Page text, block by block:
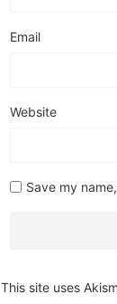
Email
Website
Save my
This site uses